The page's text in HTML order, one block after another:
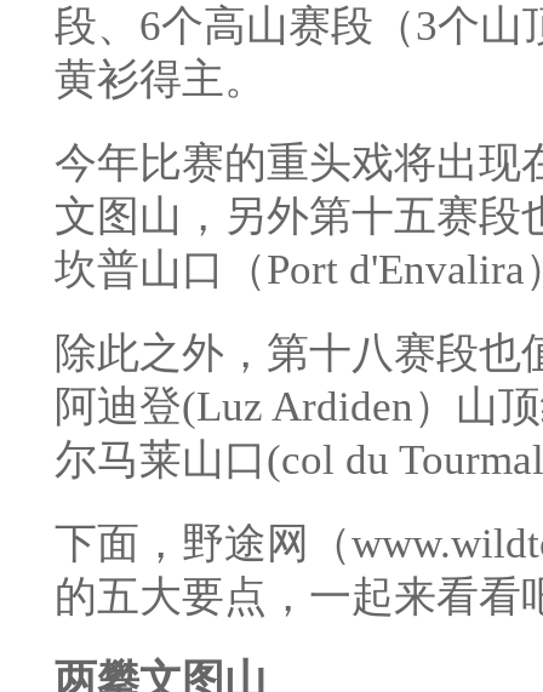
段、6个高山赛段（3个
黄衫得主。
今年比赛的重头戏将出现
文图山，另外第十五赛段
坎普山口（Port
除此之外，第十八赛段
阿迪登(Luz Ardiden）山
尔马莱山口(col du
下面，野途网（
的五大要点，一起来看看
两攀文图山